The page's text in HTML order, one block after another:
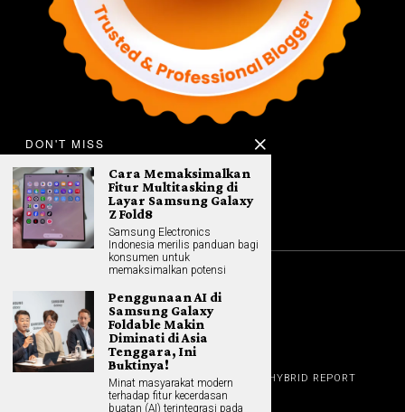
All rights reserved. Hybrid.co.id
GADGET
GAME NEWS AI (NEW TECH)
HYBRID REPORT
HYBRID LIFESTYLE
HOME APPLIANCES
ABOUT
CONTACT
DON'T MISS
Cara Memaksimalkan
Fitur Multitasking di
Layar Samsung Galaxy
Z Fold8
Samsung Electronics
Indonesia merilis panduan bagi
konsumen untuk
memaksimalkan potensi
Penggunaan AI di
Samsung Galaxy
Foldable Makin
Diminati di Asia
Tenggara, Ini
Buktinya!
Minat masyarakat modern
terhadap fitur kecerdasan
buatan (AI) terintegrasi pada